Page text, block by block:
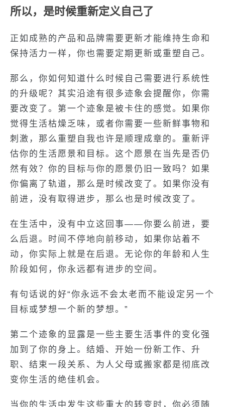
所以，是时候重新定义自己了
正如成熟的产品和品牌需要更新才能维持生命和
保持活力一样，你也需要定期更新或重塑自己。
那么，你如何知道什么时候自己需要进行系统性
的升级呢？其实沿途有很多迹象会提醒你，你需
要改变了。第一个迹象是被卡住的感觉。如果你
觉得生活枯燥乏味，或者你需要一些新鲜事物和
刺激，那么重塑自我也许是顺理成章的。重新评
估你的生活愿景和目标。这个愿景在当先是否仍
然有效？你的目标与你的愿景仍旧一致吗？如果
你偏离了轨道，那么是时候改变了。如果你没有
前进，没有取得进步，那么也是时候改变了。
在生活中，没有中立这回事——你要么前进，要
么后退。时间不停地向前移动，如果你站着不
动，你实际上就是在后退。无论你的年龄和人生
阶段如何，你永远都有进步的空间。
有句话说的好“你永远不会太老而不能设定另一个
目标或梦想一个新的梦想。”
第二个迹象的显露是一些主要生活事件的变化强
加到了你的身上。结婚、开始一份新工作、升
职、结束一段关系、为人父母或搬家都是彻底改
变你生活的绝佳机会。
当你的生活中发生这些重大的转变时，你必须随